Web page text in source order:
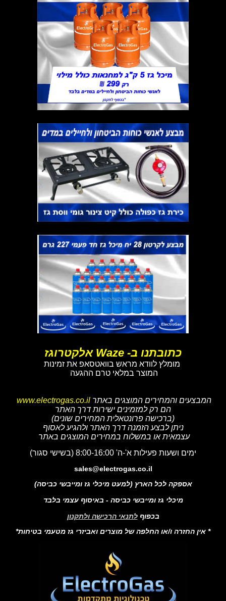
כתובתנו ב- Waze אלקטרוגז
מומלץ לוודא מראש בוואטסאפ את זמינות
המוצר במלאי טרם ההגעה
המבצעים והמחירים המוצגים באתר www.electrogas.co.il
הם רק למזמינים ישירות דרך האתר
(ברכישה פרונטאלית המחירים שונים)
ניתן לבצע הזמנה דרך האתר ולהגיע לאסוף
עצמאית או במשלוח במחירים המוצגים באתר
ימים ושעות פעילות א'-ה' 8:00-16:00 (בשישי סגור)
sales@electrogas.co.il
אספקה לכל הארץ (למעט מיכלי גז ומייבשי כביסה)
מיכלי גז ומייבשי כביסה - באיסוף עצמי בלבד
בכפוף לתנאי הרכישה ולתקנון
* אין החזרה ו/או החלפה של מוצרים ואביזרי גז מטעמי בטיחות*